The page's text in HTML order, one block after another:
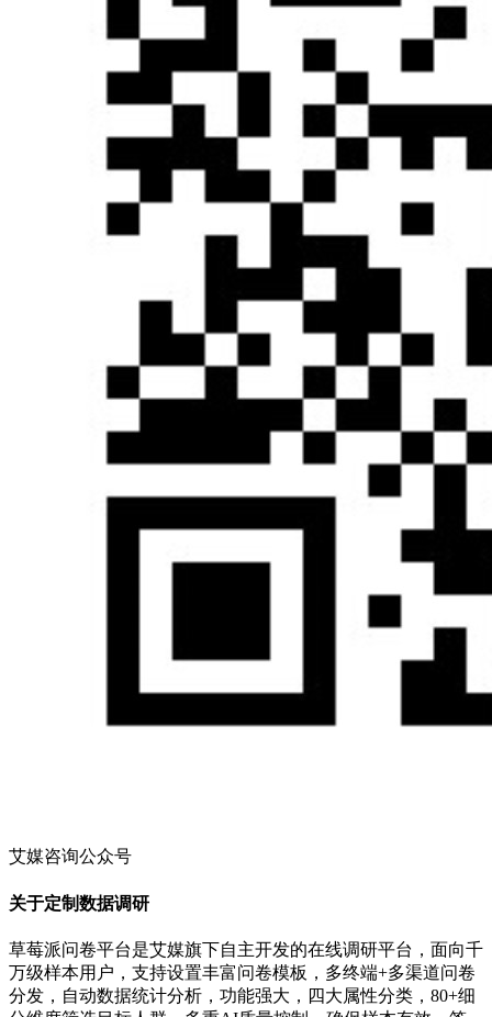
艾媒咨询公众号
关于定制数据调研
草莓派问卷平台是艾媒旗下自主开发的在线调研平台，面向千
万级样本用户，支持设置丰富问卷模板，多终端+多渠道问卷
分发，自动数据统计分析，功能强大，四大属性分类，80+细